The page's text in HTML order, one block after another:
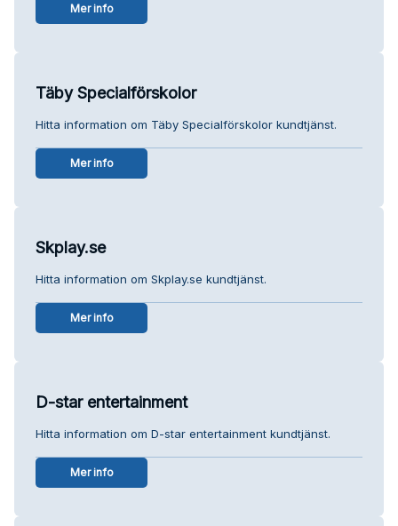
Mer info
Täby Specialförskolor
Hitta information om Täby Specialförskolor kundtjänst.
Mer info
Skplay.se
Hitta information om Skplay.se kundtjänst.
Mer info
D-star entertainment
Hitta information om D-star entertainment kundtjänst.
Mer info